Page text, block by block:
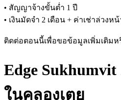
• สัญญาจ้างขั้นต่ำ 1 ปี
• เงินมัดจำ 2 เดือน + ค่าเช่าล่วงห
ติดต่อตอนนี้เพื่อขอข้อมูลเพิ่มเติม
Edge
ในคลองเตย